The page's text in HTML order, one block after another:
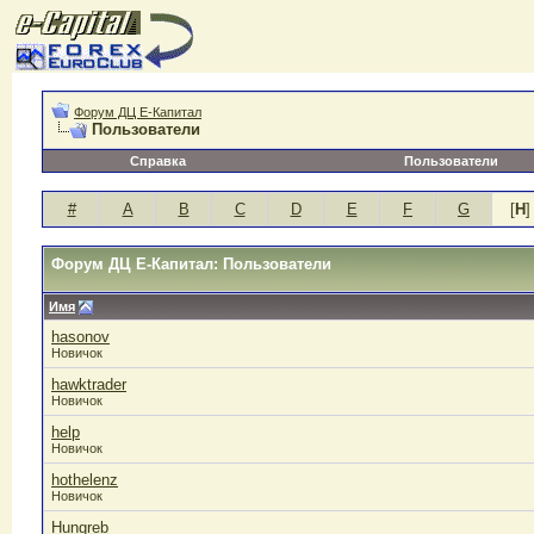
Форум ДЦ Е-Капитал
Пользователи
Справка
Пользователи
# A B C D E F G [H]
Форум ДЦ Е-Капитал: Пользователи
Имя
hasonov
Новичок
hawktrader
Новичок
help
Новичок
hothelenz
Новичок
Hungreb